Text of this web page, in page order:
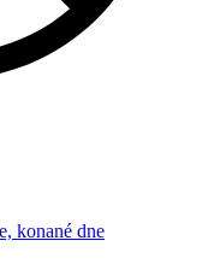
konané dne